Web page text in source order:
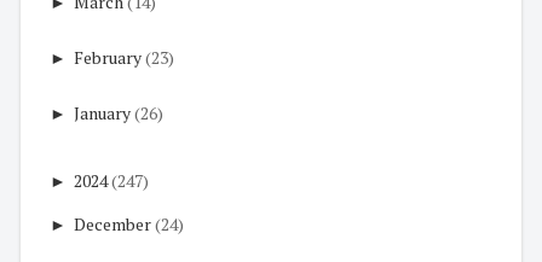
► February(23)
► January(26)
► 2024(247)
► December(24)